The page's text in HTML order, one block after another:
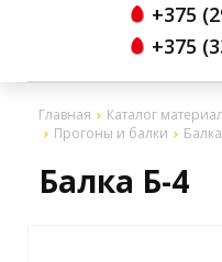
+375
+375
Главная Каталог
Прогоны и балки
Балка Б-4